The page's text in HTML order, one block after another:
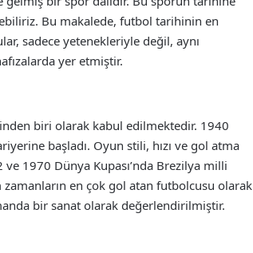
Bu makalede, futbol tarihinin en
sadece yetenekleriyle değil, aynı
yer etmiştir.
biri olarak kabul edilmektedir. 1940
başladı. Oyun stili, hızı ve gol atma
1970 Dünya Kupası’nda Brezilya milli
en çok gol atan futbolcusu olarak
bir sanat olarak değerlendirilmiştir.